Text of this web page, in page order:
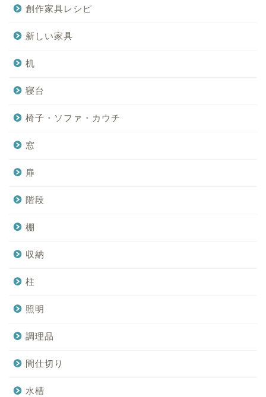
創作家具レシピ
新しい家具
机
寝台
椅子・ソファ・カウチ
窓
扉
階段
棚
収納
柱
照明
調理品
間仕切り
水槽